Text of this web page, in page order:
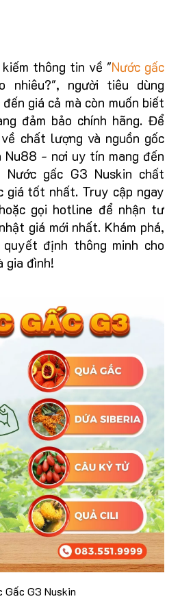
thông tin về "Nước gấc
nhiêu?", người tiêu dùng
giá cả mà còn muốn biết
đảm bảo chính hãng. Để
chất lượng và nguồn gốc
Nu88 - nơi uy tín mang đến
Nước gấc G3 Nuskin chất
giá tốt nhất. Truy cập ngay
gọi hotline để nhận tư
giá mới nhất. Khám phá,
định thông minh cho
gia đình!
Gấc G3 Nuskin